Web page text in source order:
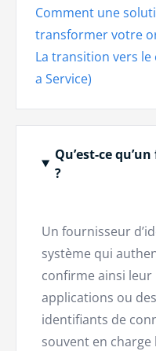
Comment une
transformer votre
La transition vers le
a Service)
Qu’est-ce
?
Un fournisseur
système qui
confirme ainsi
applications ou
identifiants de
souvent en charge